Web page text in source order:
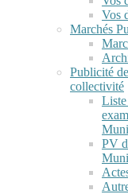
Vos
Marchés
Publicité
collectivité
Liste
PV